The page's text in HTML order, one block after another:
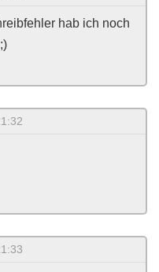
hab ich noch